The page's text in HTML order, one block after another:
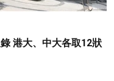
港大、中大各取12狀